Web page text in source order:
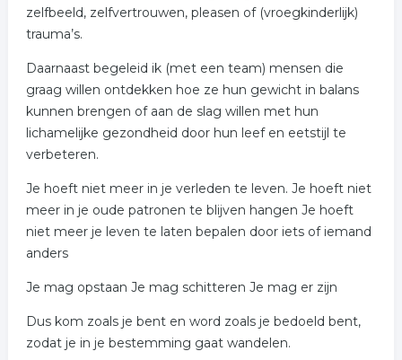
zelfbeeld, zelfvertrouwen, pleasen of (vroegkinderlijk)
trauma’s.
Daarnaast begeleid ik (met een team) mensen die
graag willen ontdekken hoe ze hun gewicht in balans
kunnen brengen of aan de slag willen met hun
lichamelijke gezondheid door hun leef en eetstijl te
verbeteren.
Je hoeft niet meer in je verleden te leven. Je hoeft niet
meer in je oude patronen te blijven hangen Je hoeft
niet meer je leven te laten bepalen door iets of iemand
anders
Je mag opstaan Je mag schitteren Je mag er zijn
Dus kom zoals je bent en word zoals je bedoeld bent,
zodat je in je bestemming gaat wandelen.